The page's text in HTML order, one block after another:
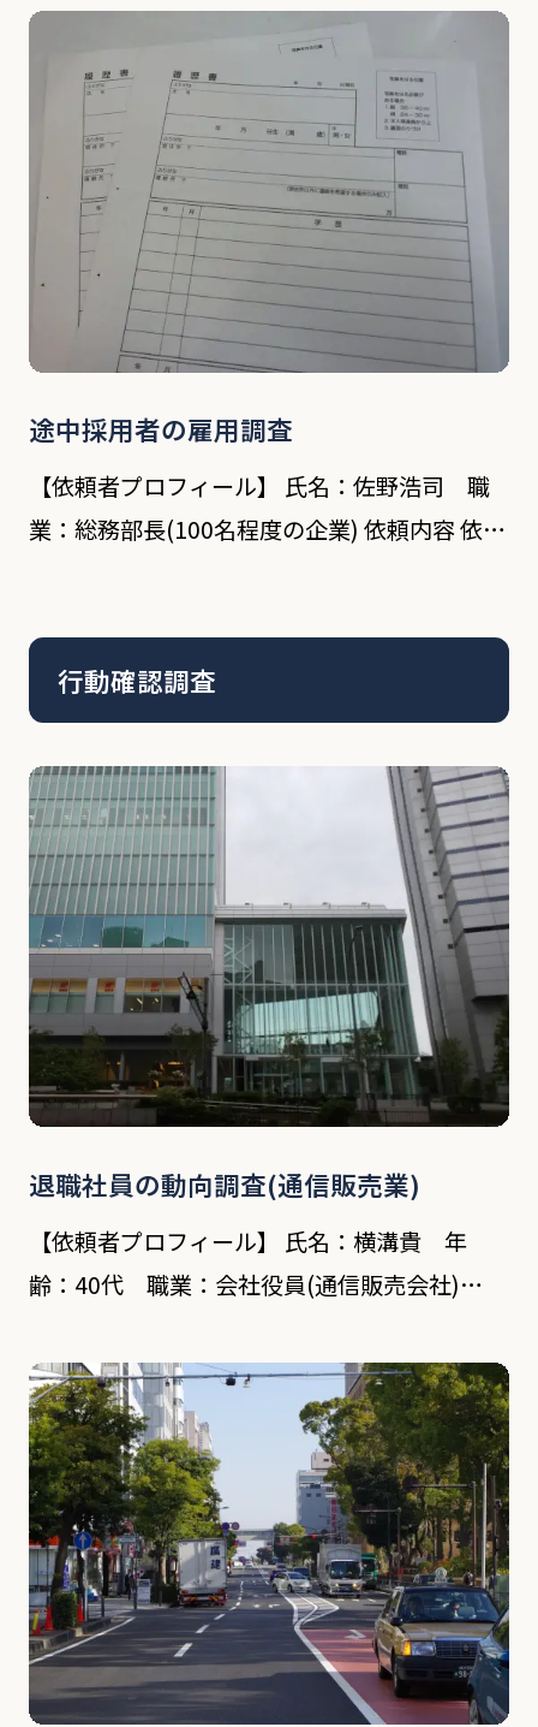
ル】 氏名：田中三郎 年齢：30代 前職：SE 依
頼内容 横浜市内にあるIT関連企業を経営す
途中採用者の雇用調査
【依頼者プロフィール】 氏名：佐野浩司 職
業：総務部長(100名程度の企業) 依頼内容 依頼
職したり、社内で大小のトラブルと起こす社員
が […]
行動確認調査
退職社員の動向調査(通信販売業)
【依頼者プロフィール】 氏名：横溝貴 年
齢：40代 職業：会社役員(通信販売会社)
齢：30代 職業：元従業員 依頼内容 依頼者は横
浜市を拠点に数営業所をかまえる通信販売業会
社役 […]